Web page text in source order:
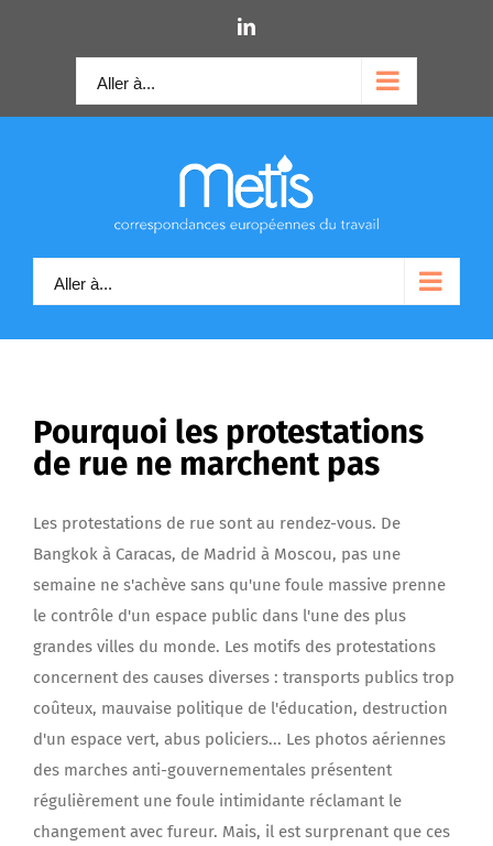
LinkedIn
Aller à...
Aller à...
Pourquoi les protestations
de rue ne marchent pas
Les protestations de rue sont au rendez-vous. De
Bangkok à Caracas, de Madrid à Moscou, pas une
semaine ne s'achève sans qu'une foule massive prenne
le contrôle d'un espace public dans l'une des plus
grandes villes du monde. Les motifs des protestations
concernent des causes diverses : transports publics trop
coûteux, mauvaise politique de l'éducation, destruction
d'un espace vert, abus policiers... Les photos aériennes
des marches anti-gouvernementales présentent
régulièrement une foule intimidante réclamant le
changement avec fureur. Mais, il est surprenant que ces